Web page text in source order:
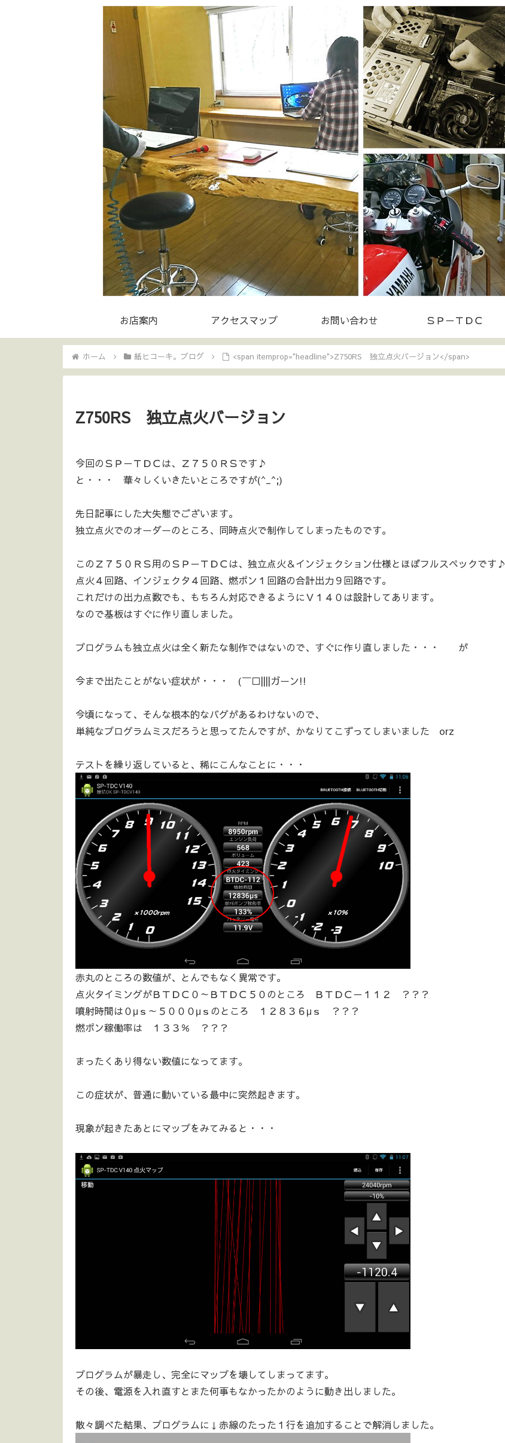
お店案内 アクセスマップ お問い合わせ ＳＰ－ＴＤＣ
ホーム 紙ヒコーキ。ブログ <span itemprop="headline">Z750RS 独立点火バージョン</span>
Z750RS 独立点火バージョン
今回のＳＰ－ＴＤＣは、Ｚ７５０ＲＳです♪
と・・・ 華々しくいきたいところですが(^_^;)
先日記事にした大失態でございます。
独立点火でのオーダーのところ、同時点火で制作してしまったものです。
このＺ７５０ＲＳ用のＳＰ－ＴＤＣは、独立点火＆インジェクション仕様とほぼフルスペックです♪
点火４回路、インジェクタ４回路、燃ポン１回路の合計出力９回路です。
これだけの出力点数でも、もちろん対応できるようにＶ１４０は設計してあります。
なので基板はすぐに作り直しました。
プログラムも独立点火は全く新たな制作ではないので、すぐに作り直しました・・・ が
今まで出たことがない症状が・・・ (￣□||||ガーン!!
今頃になって、そんな根本的なバグがあるわけないので、
単純なプログラムミスだろうと思ってたんですが、かなりてこずってしまいました orz
テストを繰り返していると、稀にこんなことに・・・
赤丸のところの数値が、とんでもなく異常です。
点火タイミングがＢＴＤＣ０～ＢＴＤＣ５０のところ ＢＴＤＣ－１１２ ？？？
噴射時間は０μｓ～５０００μｓのところ １２８３６μｓ ？？？
燃ポン稼働率は １３３％ ？？？
まったくあり得ない数値になってます。
この症状が、普通に動いている最中に突然起きます。
現象が起きたあとにマップをみてみると・・・
プログラムが暴走し、完全にマップを壊してしまってます。
その後、電源を入れ直すとまた何事もなかったかのように動き出しました。
散々調べた結果、プログラムに↓赤線のたった１行を追加することで解消しました。